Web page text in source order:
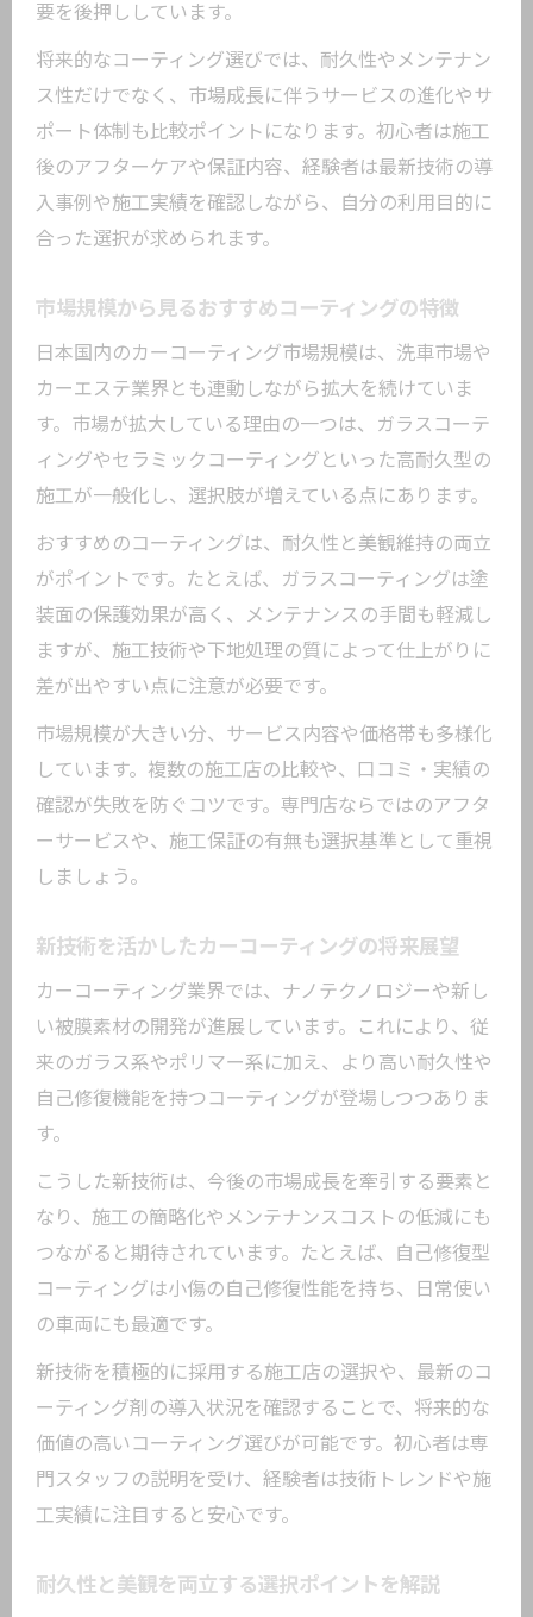
要を後押ししています。
将来的なコーティング選びでは、耐久性やメンテナン
ス性だけでなく、市場成長に伴うサービスの進化やサ
ポート体制も比較ポイントになります。初心者は施工
後のアフターケアや保証内容、経験者は最新技術の導
入事例や施工実績を確認しながら、自分の利用目的に
合った選択が求められます。
市場規模から見るおすすめコーティングの特徴
日本国内のカーコーティング市場規模は、洗車市場や
カーエステ業界とも連動しながら拡大を続けていま
す。市場が拡大している理由の一つは、ガラスコーテ
ィングやセラミックコーティングといった高耐久型の
施工が一般化し、選択肢が増えている点にあります。
おすすめのコーティングは、耐久性と美観維持の両立
がポイントです。たとえば、ガラスコーティングは塗
装面の保護効果が高く、メンテナンスの手間も軽減し
ますが、施工技術や下地処理の質によって仕上がりに
差が出やすい点に注意が必要です。
市場規模が大きい分、サービス内容や価格帯も多様化
しています。複数の施工店の比較や、口コミ・実績の
確認が失敗を防ぐコツです。専門店ならではのアフタ
ーサービスや、施工保証の有無も選択基準として重視
しましょう。
新技術を活かしたカーコーティングの将来展望
カーコーティング業界では、ナノテクノロジーや新し
い被膜素材の開発が進展しています。これにより、従
来のガラス系やポリマー系に加え、より高い耐久性や
自己修復機能を持つコーティングが登場しつつありま
す。
こうした新技術は、今後の市場成長を牽引する要素と
なり、施工の簡略化やメンテナンスコストの低減にも
つながると期待されています。たとえば、自己修復型
コーティングは小傷の自己修復性能を持ち、日常使い
の車両にも最適です。
新技術を積極的に採用する施工店の選択や、最新のコ
ーティング剤の導入状況を確認することで、将来的な
価値の高いコーティング選びが可能です。初心者は専
門スタッフの説明を受け、経験者は技術トレンドや施
工実績に注目すると安心です。
耐久性と美観を両立する選択ポイントを解説